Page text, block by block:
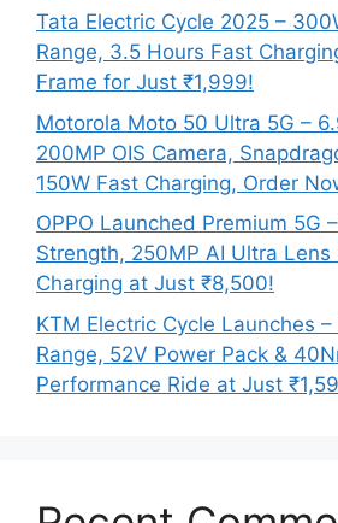
Tata Electric Cycle 2025 –
Range, 3.5 Hours Fast
Frame for Just ₹1,999!
Motorola Moto 50 Ultra 5G –
200MP OIS Camera,
150W Fast Charging, Order
OPPO Launched Premium 5G
Strength, 250MP AI Ultra Lens
Charging at Just ₹8,500!
KTM Electric Cycle Launches
Range, 52V Power Pack &
Performance Ride at Just